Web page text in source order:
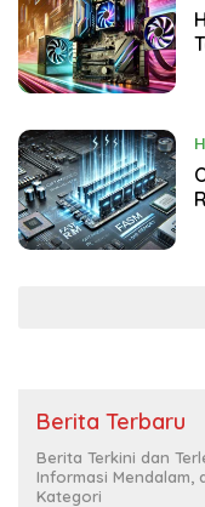
Berita Terbaru
Berita Terkini dan
Informasi Mendalam,
Kategori